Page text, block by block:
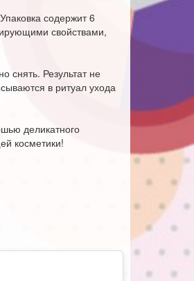
содержит 6
свойствами,
снять. Результат не
в ритуал ухода
деликатного
косметики!